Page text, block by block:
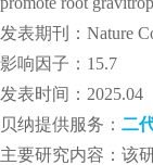
发表期刊：Nature
影响因子：15.7
发表时间：2025.04
贝纳提供服务： 二
主要研究内容：该